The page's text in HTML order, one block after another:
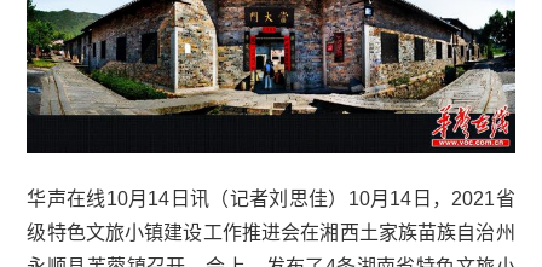
华声在线10月14日讯（记者刘思佳）10月14日，2021省
级特色文旅小镇建设工作推进会在湘西土家族苗族自治州